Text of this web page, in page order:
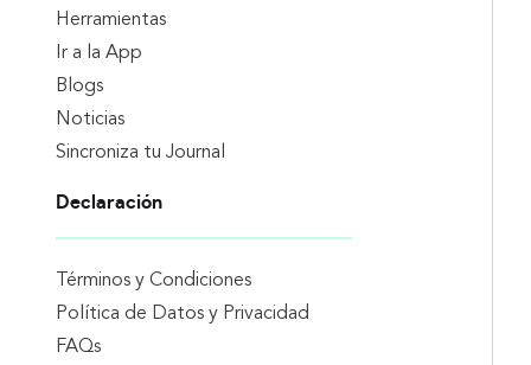
Herramientas
Ir a la App
Blogs
Noticias
Sincroniza tu Journal
Declaración
Términos y Condiciones
Política de Datos y Privacidad
FAQs